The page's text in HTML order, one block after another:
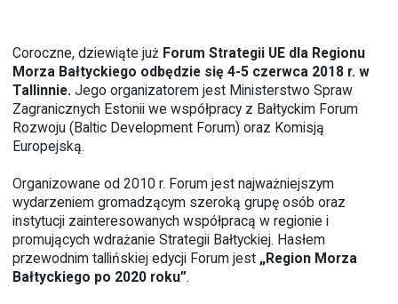
Coroczne, dziewiąte już Forum Strategii UE dla Regionu
Morza Bałtyckiego odbędzie się 4-5 czerwca 2018 r. w
Tallinnie. Jego organizatorem jest Ministerstwo Spraw
Zagranicznych Estonii we współpracy z Bałtyckim Forum
Rozwoju (Baltic Development Forum) oraz Komisją
Europejską.
Organizowane od 2010 r. Forum jest najważniejszym
wydarzeniem gromadzącym szeroką grupę osób oraz
instytucji zainteresowanych współpracą w regionie i
promujących wdrażanie Strategii Bałtyckiej. Hasłem
przewodnim tallińskiej edycji Forum jest „Region Morza
Bałtyckiego po 2020 roku”.